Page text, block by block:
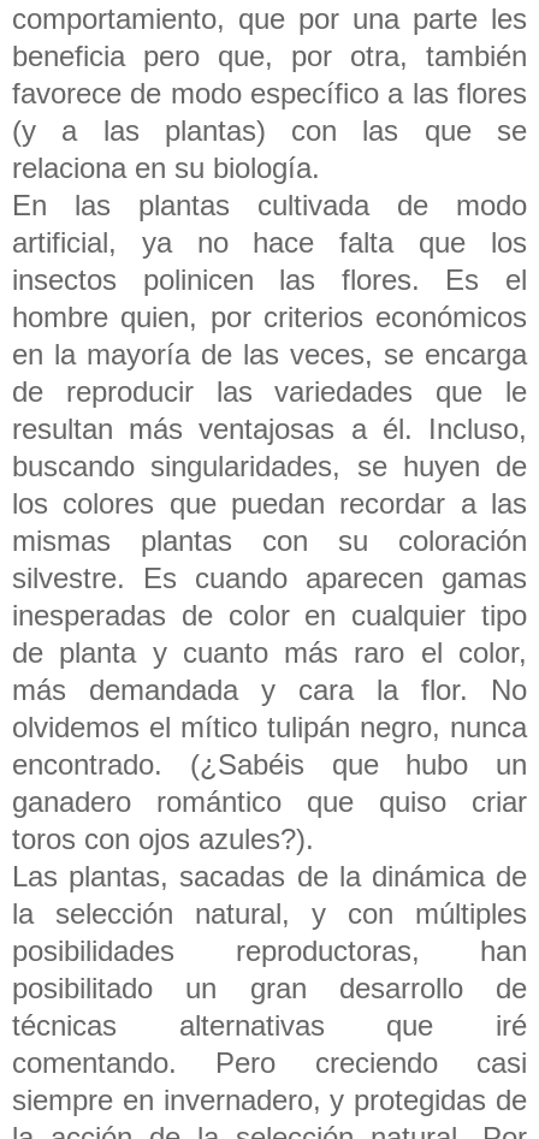
comportamiento, que por una parte les
beneficia pero que, por otra, también
favorece de modo específico a las flores
(y a las plantas) con las que se
relaciona en su biología.
En las plantas cultivada de modo
artificial, ya no hace falta que los
insectos polinicen las flores. Es el
hombre quien, por criterios económicos
en la mayoría de las veces, se encarga
de reproducir las variedades que le
resultan más ventajosas a él. Incluso,
buscando singularidades, se huyen de
los colores que puedan recordar a las
mismas plantas con su coloración
silvestre. Es cuando aparecen gamas
inesperadas de color en cualquier tipo
de planta y cuanto más raro el color,
más demandada y cara la flor. No
olvidemos el mítico tulipán negro, nunca
encontrado. (¿Sabéis que hubo un
ganadero romántico que quiso criar
toros con ojos azules?).
Las plantas, sacadas de la dinámica de
la selección natural, y con múltiples
posibilidades reproductoras, han
posibilitado un gran desarrollo de
técnicas alternativas que iré
comentando. Pero creciendo casi
siempre en invernadero, y protegidas de